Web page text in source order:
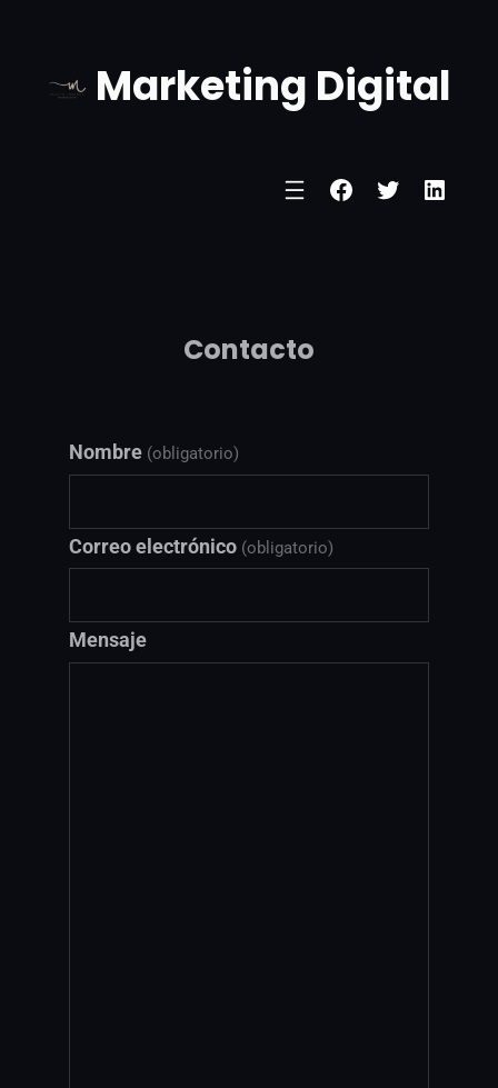
Marketing Digital
Contacto
Nombre (obligatorio)
Correo electrónico (obligatorio)
Mensaje